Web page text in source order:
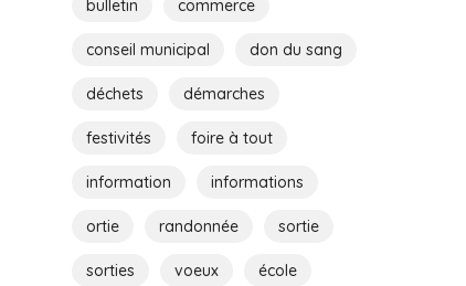
bulletin commerce
conseil municipal don du sang
déchets démarches
festivités foire à tout
information informations
ortie randonnée sortie
sorties voeux école